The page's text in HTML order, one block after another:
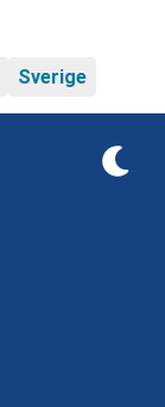
Sverige